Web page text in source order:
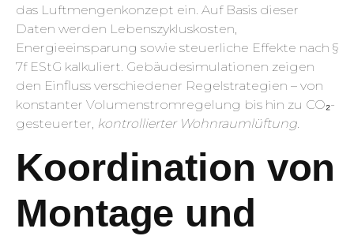
das Luftmengenkonzept ein. Auf Basis dieser
Daten werden Lebenszykluskosten,
Energieeinsparung sowie steuerliche Effekte nach §
7f EStG kalkuliert. Gebäudesimulationen zeigen
den Einfluss verschiedener Regelstrategien – von
konstanter Volumenstromregelung bis hin zu CO₂-
gesteuerter, kontrollierter Wohnraumlüftung.
Koordination von
Montage und